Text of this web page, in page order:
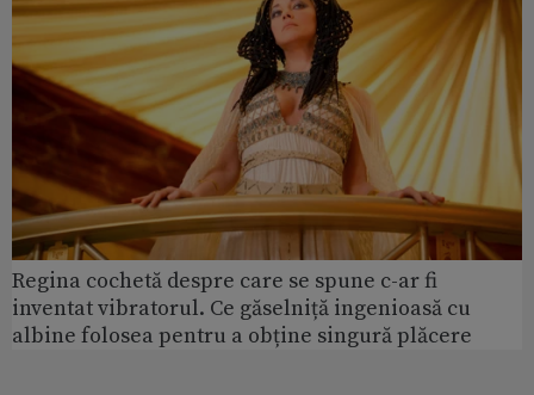
Regina cochetă despre care se spune c-ar fi
inventat vibratorul. Ce găselniță ingenioasă cu
albine folosea pentru a obține singură plăcere